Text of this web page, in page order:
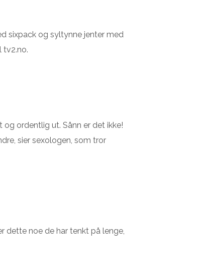
sixpack og syltynne jenter med
tv2.no.
ordentlig ut. Sånn er det ikke!
sier sexologen, som tror
dette noe de har tenkt på lenge,